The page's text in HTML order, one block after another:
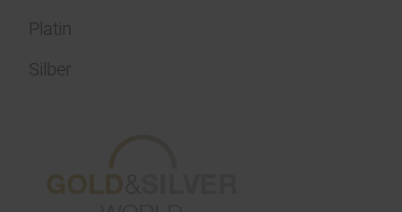
Platin
Silber